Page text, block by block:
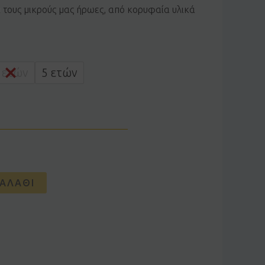
τους μικρούς μας ήρωες, από κορυφαία υλικά
ετών
5 ετών